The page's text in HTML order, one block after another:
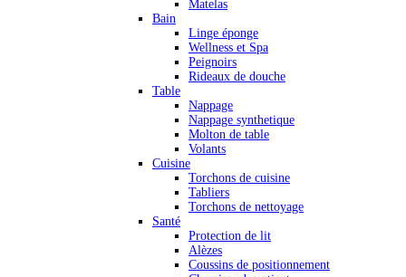
Matelas
Bain
Linge éponge
Wellness et Spa
Peignoirs
Rideaux de douche
Table
Nappage
Nappage synthetique
Molton de table
Volants
Cuisine
Torchons de cuisine
Tabliers
Torchons de nettoyage
Santé
Protection de lit
Alèzes
Coussins de positionnement